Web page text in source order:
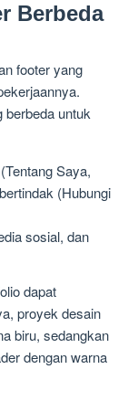
Berbeda
footer yang
berbeda untuk
Saya,
(Hubungi
sosial, dan
dapat
proyek desain
biru, sedangkan
dengan warna